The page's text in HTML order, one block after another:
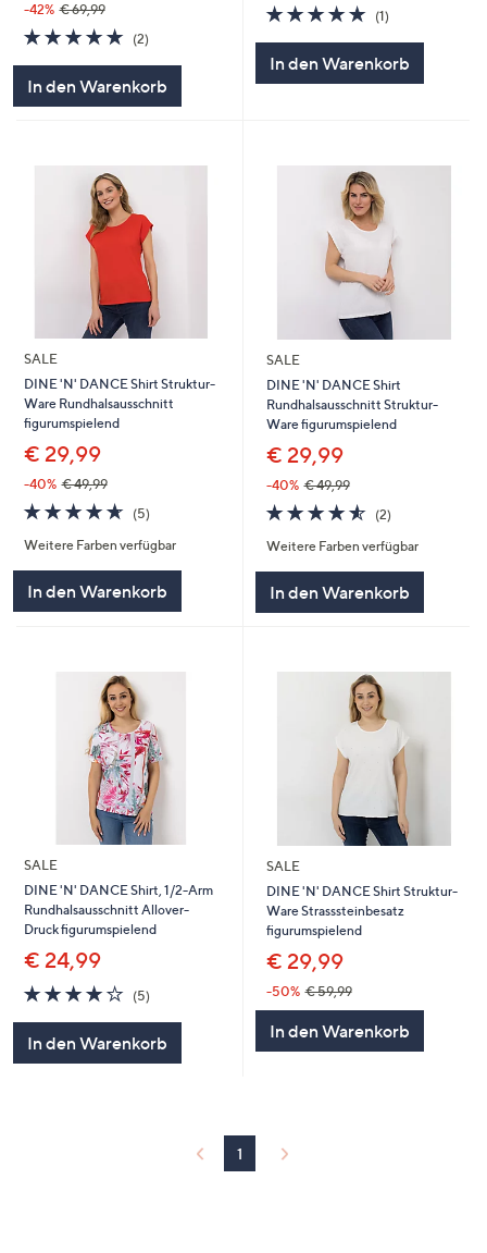
-42% € 69,99
5.0
von
(2)2
In den Warenkorb
5.0
von
(1)1
In den Warenkorb
SALE
DINE 'N' DANCE Shirt Struktur-
Ware Rundhalsausschnitt
figurumspielend
€ 29,99
-40% € 49,99
4.6
von
5
(5)5
Weitere Farben verfügbar
In den Warenkorb
SALE
DINE 'N' DANCE Shirt
Rundhalsausschnitt Struktur-
Ware figurumspielend
€ 29,99
-40% € 49,99
4.5
von
5
(2)2
Weitere Farben verfügbar
In den Warenkorb
SALE
DINE 'N' DANCE Shirt, 1/2-Arm
Rundhalsausschnitt Allover-
Druck figurumspielend
€ 24,99
4.2
von
(5)5
In den Warenkorb
SALE
DINE 'N' DANCE Shirt Struktur-
Ware Strasssteinbesatz
figurumspielend
€ 29,99
-50% € 59,99
In den Warenkorb
1